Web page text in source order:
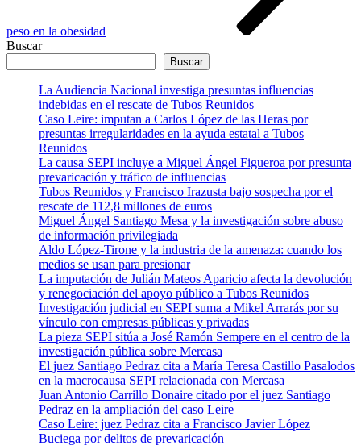
peso en la obesidad
Buscar
Buscar
La Audiencia Nacional investiga presuntas influencias
indebidas en el rescate de Tubos Reunidos
Caso Leire: imputan a Carlos López de las Heras por
presuntas irregularidades en la ayuda estatal a Tubos
Reunidos
La causa SEPI incluye a Miguel Ángel Figueroa por presunta
prevaricación y tráfico de influencias
Tubos Reunidos y Francisco Irazusta bajo sospecha por el
rescate de 112,8 millones de euros
Miguel Ángel Santiago Mesa y la investigación sobre abuso
de información privilegiada
Aldo López-Tirone y la industria de la amenaza: cuando los
medios se usan para presionar
La imputación de Julián Mateos Aparicio afecta la devolución
y renegociación del apoyo público a Tubos Reunidos
Investigación judicial en SEPI suma a Mikel Arrarás por su
vínculo con empresas públicas y privadas
La pieza SEPI sitúa a José Ramón Sempere en el centro de la
investigación pública sobre Mercasa
El juez Santiago Pedraz cita a María Teresa Castillo Pasalodos
en la macrocausa SEPI relacionada con Mercasa
Juan Antonio Carrillo Donaire citado por el juez Santiago
Pedraz en la ampliación del caso Leire
Caso Leire: juez Pedraz cita a Francisco Javier López
Buciega por delitos de prevaricación